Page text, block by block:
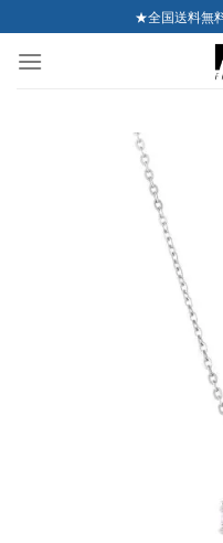
to
content
★全国送料無